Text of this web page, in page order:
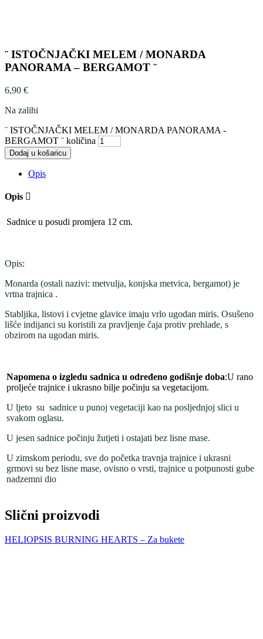
¨ ISTOČNJAČKI MELEM / MONARDA
PANORAMA – BERGAMOT ¨
6,90 €
Na zalihi
¨ ISTOČNJAČKI MELEM / MONARDA PANORAMA -
BERGAMOT ¨ količina
Dodaj u košaricu
Opis
Opis
Sadnice u posudi promjera 12 cm.
Opis:
Monarda (ostali nazivi: metvulja, konjska metvica, bergamot) je
vrtna trajnica .
Stabljika, listovi i cvjetne glavice imaju vrlo ugodan miris. Osušeno
lišće indijanci su koristili za pravljenje čaja protiv prehlade, s
obzirom na ugodan miris.
Napomena o izgledu sadnica u određeno godišnje doba:U rano
proljeće trajnice i ukrasno bilje počinju sa vegetacijom.
U ljeto su sadnice u punoj vegetaciji kao na posljednjoj slici u
svakom oglasu.
U jesen sadnice počinju žutjeti i ostajati bez lisne mase.
U zimskom periodu, sve do početka travnja trajnice i ukrasni
grmovi su bez lisne mase, ovisno o vrsti, trajnice u potpunosti gube
nadzemni dio
Slični proizvodi
HELIOPSIS BURNING HEARTS – Za bukete